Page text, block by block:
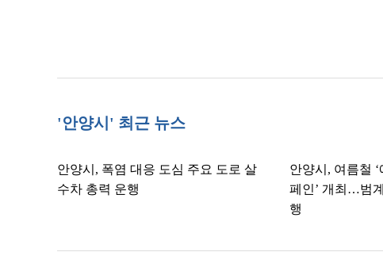
'안양시' 최근 뉴스
안양시, 폭염 대응 도심 주요 도로 살
수차 총력 운행
안양시, 여름철
페인’ 개최…범
행